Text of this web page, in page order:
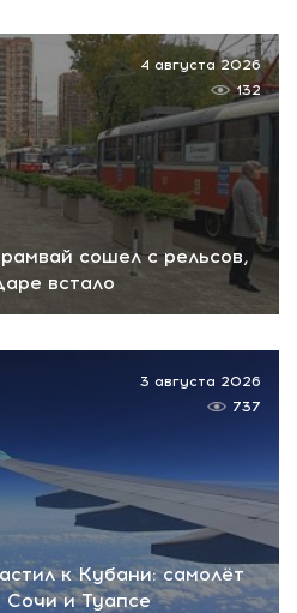
сошел с рельсов,
встало
4 августа 2026
132
к Кубани: самолёт
Сочи и Туапсе
3 августа 2026
737